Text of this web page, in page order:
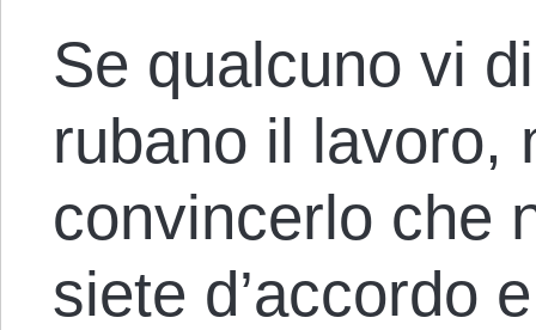
Se qualcuno vi
rubano il lavoro,
convincerlo che
siete d’accordo